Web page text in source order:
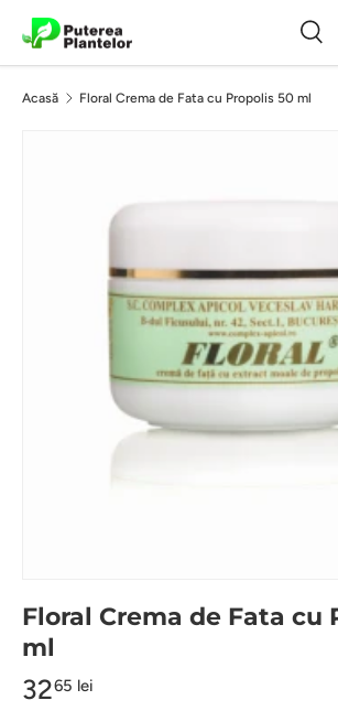
Vezi conținutul
Căutare
Acasă Floral Crema de Fata cu Propolis 50 ml
Floral Crema de Fata cu
ml
3265 lei